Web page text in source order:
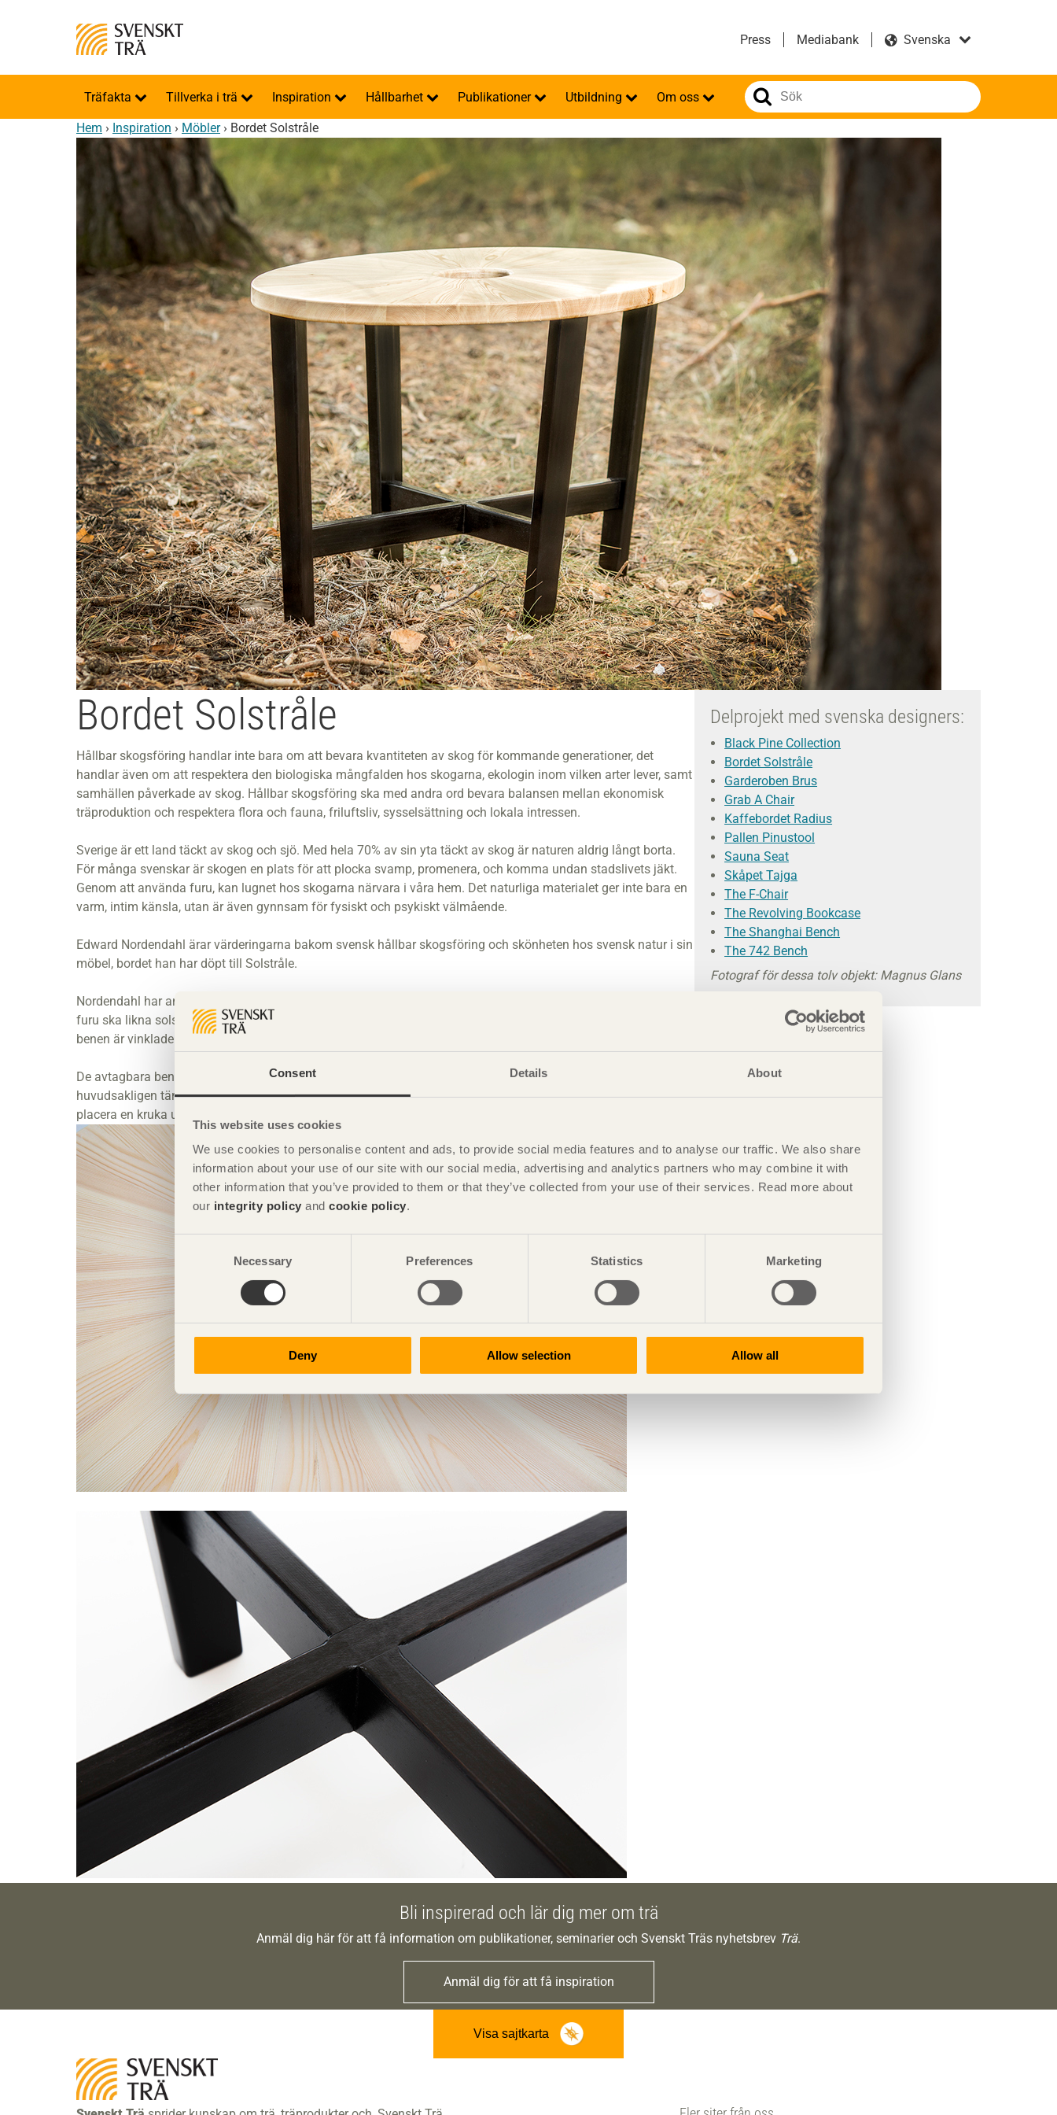
Consent Details About
This website uses cookies
We use cookies to personalise content and ads, to provide social media features and to analyse our traffic. We also share
information about your use of our site with our social media, advertising and analytics partners who may combine it with
other information that you’ve provided to them or that they’ve collected from your use of their services. Read more about
our integrity policy and cookie policy.
Consent
Selection
Necessary Preferences Statistics Marketing
Deny Allow selection Allow all
Press Mediabank
Träfakta Tillverka i trä Inspiration Hållbarhet Publikationer Utbildning Om oss
Hem › Inspiration › Möbler› Bordet Solstråle
Bordet Solstråle
Hållbar skogsföring handlar inte bara om att bevara kvantiteten av skog för kommande generationer, det
handlar även om att respektera den biologiska mångfalden hos skogarna, ekologin inom vilken arter lever, samt
samhällen påverkade av skog. Hållbar skogsföring ska med andra ord bevara balansen mellan ekonomisk
träproduktion och respektera flora och fauna, friluftsliv, sysselsättning och lokala intressen.
Sverige är ett land täckt av skog och sjö. Med hela 70% av sin yta täckt av skog är naturen aldrig långt borta.
För många svenskar är skogen en plats för att plocka svamp, promenera, och komma undan stadslivets jäkt.
Genom att använda furu, kan lugnet hos skogarna närvara i våra hem. Det naturliga materialet ger inte bara en
varm, intim känsla, utan är även gynnsam för fysiskt och psykiskt välmående.
Edward Nordendahl ärar värderingarna bakom svensk hållbar skogsföring och skönheten hos svensk natur i sin
möbel, bordet han har döpt till Solstråle.
Nordendahl har använt sig av en strukturell teknik för att exponera den svenska furuns kvalitéer. Skiktningen av
furu ska likna solstrålar som stiger ur bordets mitt, för att ge ett energigivande visuellt intryck. De stödjande
benen är vinklade för att bidra till den uppåtriktade rörelsen i designen.
De avtagbara benen möjliggör frakt i flat-pack och effektiv förvaring. Öppningen i mitten av bordet är
huvudsakligen tänkt som handtag för enkel hantering av bordet, men erbjuder dessutom en möjlighet att
placera en kruka under hålet för en blomma att växa upp ur, vilket ger extra liv till rummet.
Delprojekt med svenska designers:
Black Pine Collection
Bordet Solstråle
Garderoben Brus
Grab A Chair
Kaffebordet Radius
Pallen Pinustool
Sauna Seat
Skåpet Tajga
The F-Chair
The Revolving Bookcase
The Shanghai Bench
The 742 Bench
Fotograf för dessa tolv objekt: Magnus Glans
Bli inspirerad och lär dig mer om trä
Anmäl dig här för att få information om publikationer, seminarier och Svenskt Träs nyhetsbrev Trä.
Anmäl dig för att få inspiration
Visa sajtkarta